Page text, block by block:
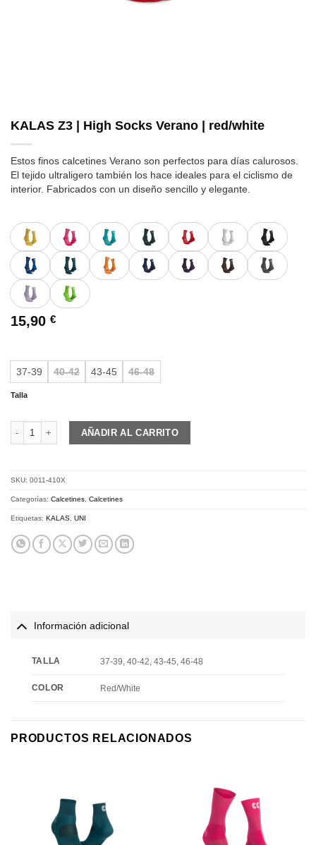
KALAS Z3 | High Socks Verano | red/white
Estos finos calcetines Verano son perfectos para días calurosos.
El tejido ultraligero también los hace ideales para el ciclismo de
interior. Fabricados con un diseño sencillo y elegante.
15,90 €
37-39 40-42 43-45 46-48
Talla
KALAS Z3 | High Socks Verano | red/white cantidad
AÑADIR AL CARRITO
SKU: 0011-410X
Categorías: Calcetines Calcetines
Etiquetas: KALAS UNI
Información adicional
TALLA 37-39, 40-42, 43-45, 46-48
COLOR Red/White
PRODUCTOS RELACIONADOS